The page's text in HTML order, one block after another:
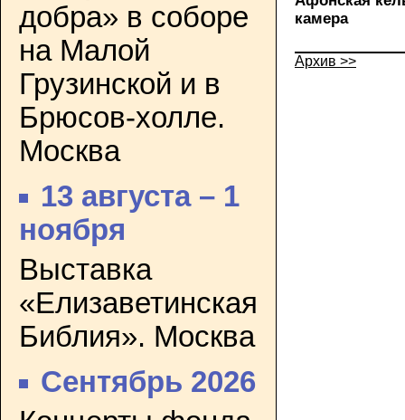
добра» в соборе
на Малой
Грузинской и в
Брюсов-холле.
Москва
13 августа – 1
ноября
Выставка
«Елизаветинская
Библия». Москва
Сентябрь 2026
камера
Архив >>